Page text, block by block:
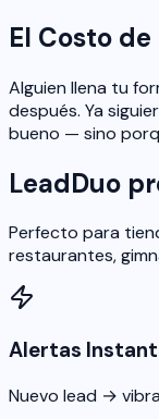
El Costo
Alguien llena tu
después. Ya
bueno — sino
LeadDuo
Perfecto para
restaurantes,
Alertas
Nuevo lead →